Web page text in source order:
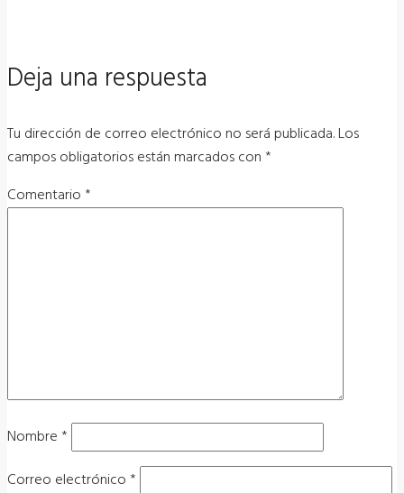
Deja una respuesta
Tu dirección de correo electrónico no será publicada.Los
campos obligatorios están marcados con *
Comentario *
Nombre *
Correo electrónico *